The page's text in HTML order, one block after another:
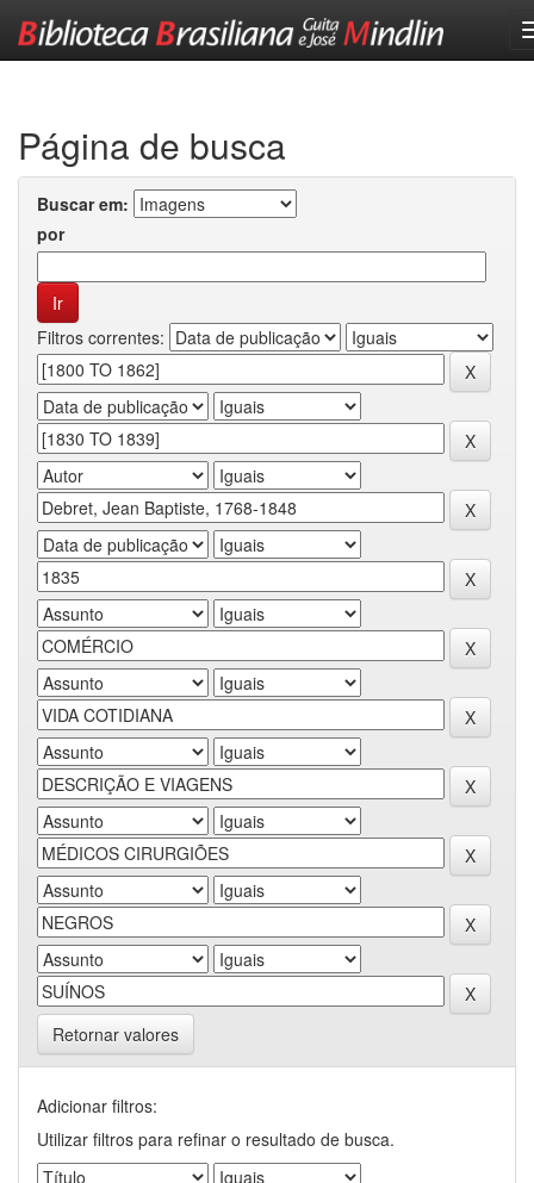
Página de busca
Buscar em:
por
Filtros correntes:
Retornar valores
Adicionar filtros:
Utilizar filtros para refinar o resultado de busca.